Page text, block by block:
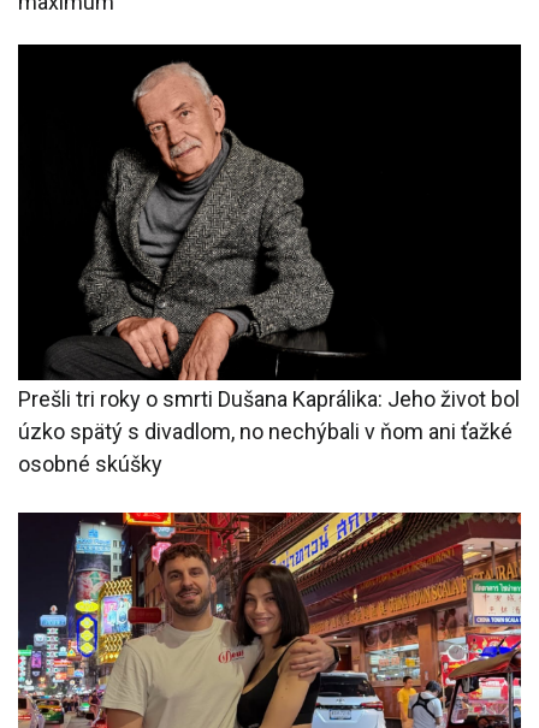
Prešli tri roky o smrti Dušana Kaprálika: Jeho život bol
úzko spätý s divadlom, no nechýbali v ňom ani ťažké
osobné skúšky